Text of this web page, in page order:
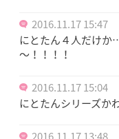
2016.11.17 15:47
にとたん４人だけ
～！！！！
2016.11.17 15:04
にとたんシリーズか